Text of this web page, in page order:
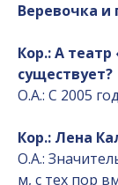
Веревочка и
Кор.: А
существует?
О.А.: С 2005
Кор.: Лена
О.А.:
м, с тех пор